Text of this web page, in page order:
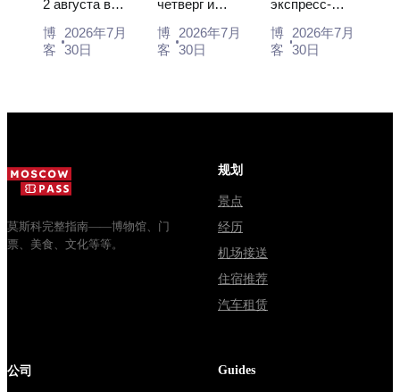
从莫斯科如
何前往
2 августа в
Музее
деревянного
через
Владими...
博
客
2026年7月
30日
主要混淆
четверг и
суббота с
10:00 до
博
客
2026年7月
30日
交车或电车
экспресс-
автобус за
450 рублей,
博
客
2026年7月
30日
莫斯科完整指南——博物馆、门
票、美食、文化等等。
规划
景点
经历
机场接送
住宿推荐
汽车租赁
公司 Guides